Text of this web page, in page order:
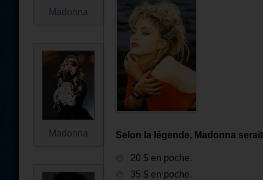
Madonna
Madonna Selon la légende, Madonna
20 $ en poche.
35 $ en poche.